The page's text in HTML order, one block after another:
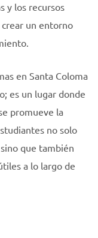
y los recursos
un entorno
en Santa Coloma
es un lugar donde
promueve la
no solo
que también
a lo largo de